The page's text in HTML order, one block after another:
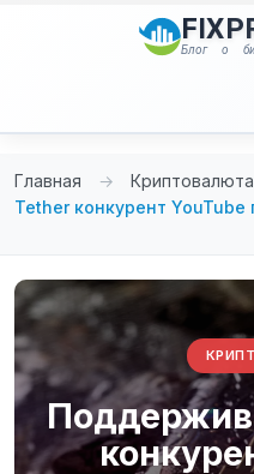
Блог о
Главная → Криптовалюта
Tether конкурент